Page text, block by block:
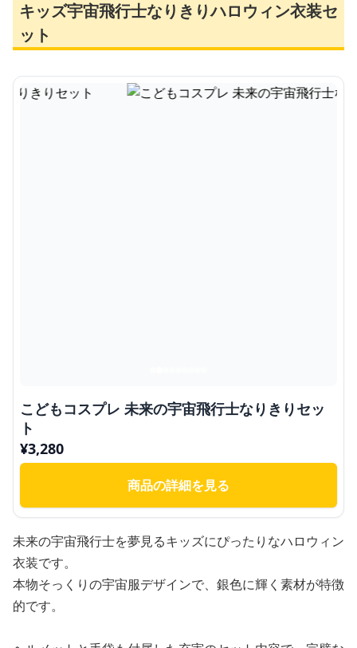
キッズ宇宙飛行士なりきりハロウィン衣装セ
ット
こどもコスプレ 未来の宇宙飛行士なりきりセッ
ト
¥3,280
商品の詳細を見る
未来の宇宙飛行士を夢見るキッズにぴったりなハロウィン
衣装です。
本物そっくりの宇宙服デザインで、銀色に輝く素材が特徴
的です。